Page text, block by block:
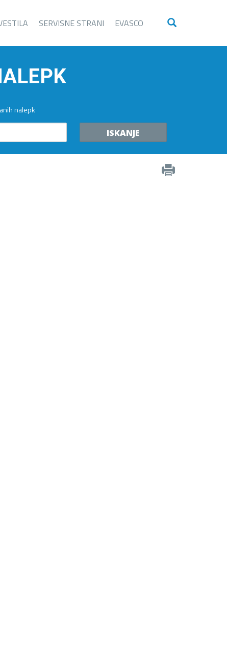
SERVISNE STRANI EVASCO
nalepk
ISKANJE